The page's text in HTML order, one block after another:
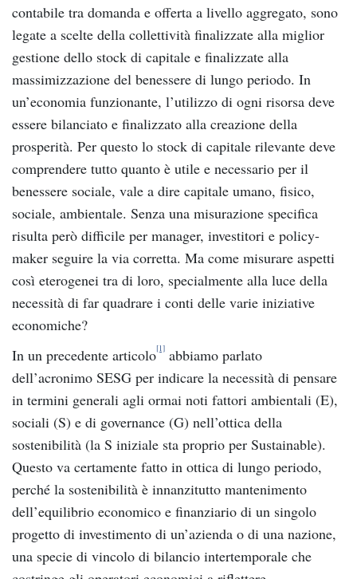
contabile tra domanda e offerta a livello aggregato, sono
legate a scelte della collettività finalizzate alla miglior
gestione dello stock di capitale e finalizzate alla
massimizzazione del benessere di lungo periodo. In
un’economia funzionante, l’utilizzo di ogni risorsa deve
essere bilanciato e finalizzato alla creazione della
prosperità. Per questo lo stock di capitale rilevante deve
comprendere tutto quanto è utile e necessario per il
benessere sociale, vale a dire capitale umano, fisico,
sociale, ambientale. Senza una misurazione specifica
risulta però difficile per manager, investitori e policy-
maker seguire la via corretta. Ma come misurare aspetti
così eterogenei tra di loro, specialmente alla luce della
necessità di far quadrare i conti delle varie iniziative
economiche?
In un precedente articolo[1] abbiamo parlato
dell’acronimo SESG per indicare la necessità di pensare
in termini generali agli ormai noti fattori ambientali (E),
sociali (S) e di governance (G) nell’ottica della
sostenibilità (la S iniziale sta proprio per Sustainable).
Questo va certamente fatto in ottica di lungo periodo,
perché la sostenibilità è innanzitutto mantenimento
dell’equilibrio economico e finanziario di un singolo
progetto di investimento di un’azienda o di una nazione,
una specie di vincolo di bilancio intertemporale che